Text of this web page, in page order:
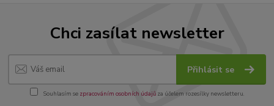
Chci zasílat newsletter
Přihlásit se
Souhlasím se zpracováním osobních údajůza účelem rozesílky newsletteru.